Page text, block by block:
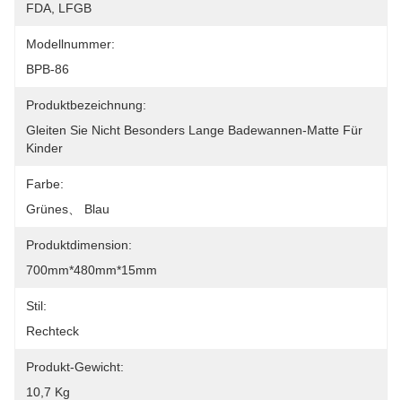
FDA, LFGB
Modellnummer:
BPB-86
Produktbezeichnung:
Gleiten Sie Nicht Besonders Lange Badewannen-Matte Für
Kinder
Farbe:
Grünes、 Blau
Produktdimension:
700mm*480mm*15mm
Stil:
Rechteck
Produkt-Gewicht:
10,7 Kg